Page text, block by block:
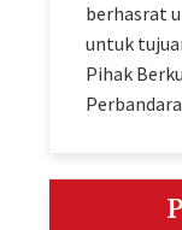
berhasrat
untuk
Pihak